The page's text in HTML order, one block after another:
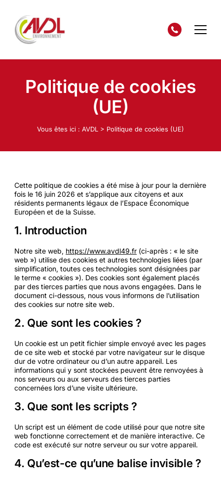
Politique de cookies
(UE)
Vous êtes ici : AVDL > Politique de cookies (UE)
Cette politique de cookies a été mise à jour pour la dernière
fois le 16 juin 2026 et s’applique aux citoyens et aux
résidents permanents légaux de l’Espace Économique
Européen et de la Suisse.
1. Introduction
Notre site web, https://www.avdl49.fr (ci-après : « le site
web ») utilise des cookies et autres technologies liées (par
simplification, toutes ces technologies sont désignées par
le terme « cookies »). Des cookies sont également placés
par des tierces parties que nous avons engagées. Dans le
document ci-dessous, nous vous informons de l’utilisation
des cookies sur notre site web.
2. Que sont les cookies ?
Un cookie est un petit fichier simple envoyé avec les pages
de ce site web et stocké par votre navigateur sur le disque
dur de votre ordinateur ou d’un autre appareil. Les
informations qui y sont stockées peuvent être renvoyées à
nos serveurs ou aux serveurs des tierces parties
concernées lors d’une visite ultérieure.
3. Que sont les scripts ?
Un script est un élément de code utilisé pour que notre site
web fonctionne correctement et de manière interactive. Ce
code est exécuté sur notre serveur ou sur votre appareil.
4. Qu’est-ce qu’une balise invisible ?